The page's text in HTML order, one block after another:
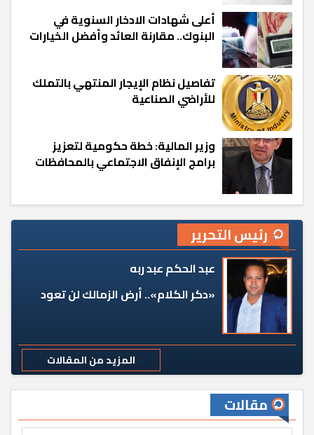
أعلى شهادات الادخار السنوية في
البنوك.. مقارنة العائد وأفضل الخيارات
تفاصيل نظام الإيجار المنتهي بالتملك
للأراضي الصناعية
وزير المالية: خطة حكومية لتعزيز
برامج الإنفاق الاجتماعي بالمحافظات
رئيس التحرير
عبد الحكم عبد ربه
«دكر الكلام».. أرض الزمالك لن تعود
المزيد من المقالات
مقالات